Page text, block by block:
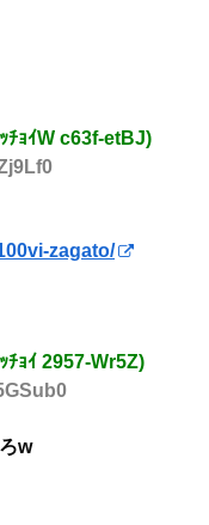
ﾁｮｲW c63f-etBJ)
zagato/
ﾁｮｲ 2957-Wr5Z)
w